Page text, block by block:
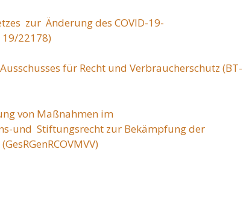
zur Änderung des COVID-19-
19/22178)
für Recht und Verbraucherschutz (BT-
von Maßnahmen im
und Stiftungsrecht zur Bekämpfung der